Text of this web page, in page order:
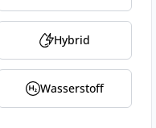
Hybrid
Wasserstoff